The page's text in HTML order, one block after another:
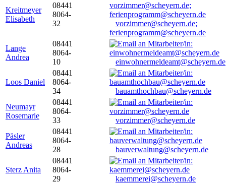
Kreitmeyer
Elisabeth
08441
8064-
32
vorzimmer@scheyern.de;
ferienprogramm@scheyern.de
Lange
Andrea
08441
8064-
10
einwohnermeldeamt@scheyern.de
Loos Daniel
08441
8064-
34
bauamthochbau@scheyern.de
Neumayr
Rosemarie
08441
8064-
33
vorzimmer@scheyern.de
Päsler
Andreas
08441
8064-
28
bauverwaltung@scheyern.de
Sterz Anita
08441
8064-
29
kaemmerei@scheyern.de